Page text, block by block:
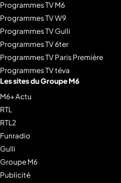
Programmes TV M6
Programmes TV W9
Programmes TV Gulli
Programmes TV 6ter
Programmes TV Paris Première
Programmes TV téva
Les sites du Groupe M6
M6+ Actu
RTL
RTL2
Funradio
Gulli
Groupe M6
Publicité